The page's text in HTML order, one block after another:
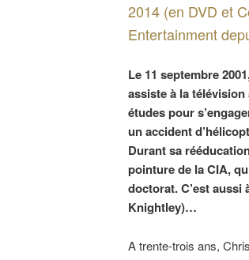
2014 (en DVD et
Entertainment
Le 11 septembre
assiste à la télévision
études pour
un accident
Durant sa
pointure de la CIA,
doctorat. C’est aussi
Knightley)…
A trente-trois ans,